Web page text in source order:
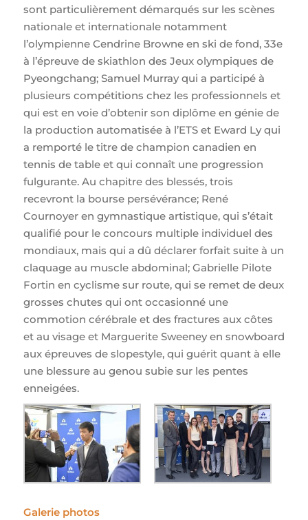
sont particulièrement démarqués sur les scènes
nationale et internationale notamment
l’olympienne Cendrine Browne en ski de fond, 33e
à l’épreuve de skiathlon des Jeux olympiques de
Pyeongchang; Samuel Murray qui a participé à
plusieurs compétitions chez les professionnels et
qui est en voie d’obtenir son diplôme en génie de
la production automatisée à l’ETS et Eward Ly qui
a remporté le titre de champion canadien en
tennis de table et qui connaît une progression
fulgurante. Au chapitre des blessés, trois
recevront la bourse persévérance; René
Cournoyer en gymnastique artistique, qui s’était
qualifié pour le concours multiple individuel des
mondiaux, mais qui a dû déclarer forfait suite à un
claquage au muscle abdominal; Gabrielle Pilote
Fortin en cyclisme sur route, qui se remet de deux
grosses chutes qui ont occasionné une
commotion cérébrale et des fractures aux côtes
et au visage et Marguerite Sweeney en snowboard
aux épreuves de slopestyle, qui guérit quant à elle
une blessure au genou subie sur les pentes
enneigées.
Galerie photos